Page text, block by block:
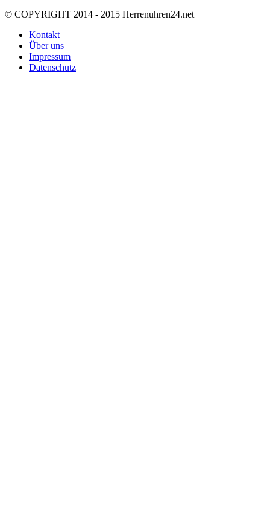
© COPYRIGHT 2014 - 2015 Herrenuhren24.net
Kontakt
Über uns
Impressum
Datenschutz